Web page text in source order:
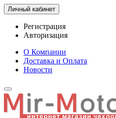
Личный кабинет
Регистрация
Авторизация
О Компании
Доставка и Оплата
Новости